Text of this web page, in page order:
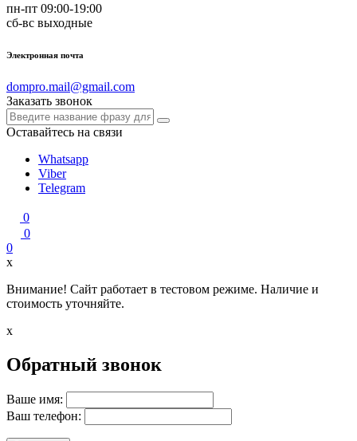
пн-пт 09:00-19:00
сб-вс выходные
Электронная почта
dompro.mail@gmail.com
Заказать звонок
Оставайтесь на связи
Whatsapp
Viber
Telegram
0
0
0
x
Внимание! Сайт работает в тестовом режиме. Наличие и
стоимость уточняйте.
x
Обратный звонок
Ваше имя:
Ваш телефон: